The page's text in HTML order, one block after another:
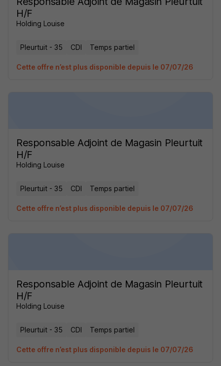
H/F
Holding Louise
Pleurtuit - 35 CDI Temps partiel
Cette offre n’est plus disponible depuis le 07/07/26
Responsable Adjoint de Magasin Pleurtuit
H/F
Holding Louise
Pleurtuit - 35 CDI Temps partiel
Cette offre n’est plus disponible depuis le 07/07/26
Responsable Adjoint de Magasin Pleurtuit
H/F
Holding Louise
Pleurtuit - 35 CDI Temps partiel
Cette offre n’est plus disponible depuis le 07/07/26